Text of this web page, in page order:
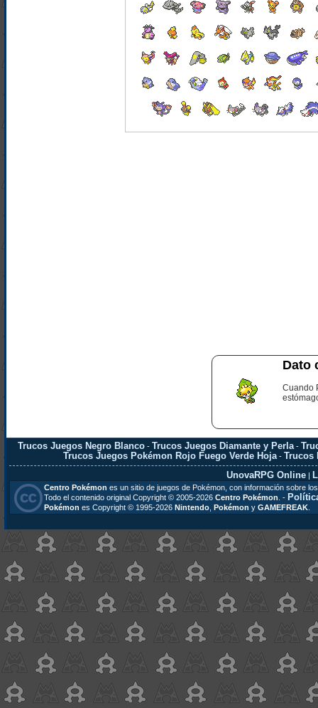
Dato
Cuando
Trucos Juegos Negro Blanco -Trucos Juegos Diamante y Perla -
Trucos Juegos Pokémon Rojo Fuego Verde Hoja -Trucos
UnovaRPG Online |
Centro Pokémon es un sitio de juegos de Pokémon, con información sobre
Todo el contenido original Copyright © 2005-2026 Centro Pokémon . -
Pokémon es Copyright © 1995-2026 Nintendo, Pokémon y GAMEFREAK.